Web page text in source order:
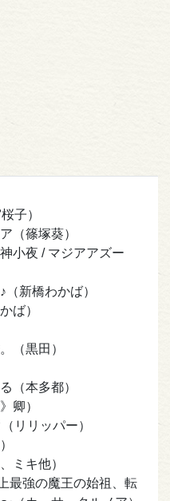
子）
（篠塚葵）
小夜 / マジアアズー
（新橋わかば）
ば）
（黒田）
（本多都）
卿）
リリッパー）
ミキ他）
最強の魔王の始祖、転